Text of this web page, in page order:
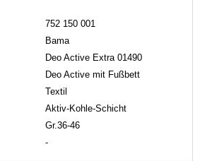
752 150 001
Bama
Deo Active Extra 01490
Deo Active mit Fußbett
Textil
Aktiv-Kohle-Schicht
Gr.36-46
-